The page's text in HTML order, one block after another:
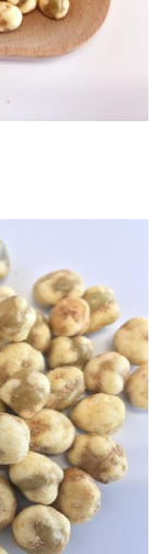
पत्र